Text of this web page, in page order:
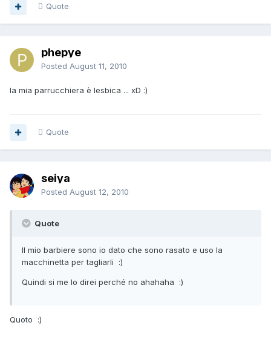
Quote
phepye
Posted August 11, 2010
la mia parrucchiera è lesbica ... xD :)
Quote
seiya
Posted August 12, 2010
Quote
Il mio barbiere sono io dato che sono rasato e uso la
macchinetta per tagliarli :)
Quindi si me lo direi perché no ahahaha :)
Quoto :)